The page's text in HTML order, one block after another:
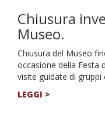
Chiusura
Museo.
Chiusura del Museo
occasione della Festa
visite guidate di
LEGGI >